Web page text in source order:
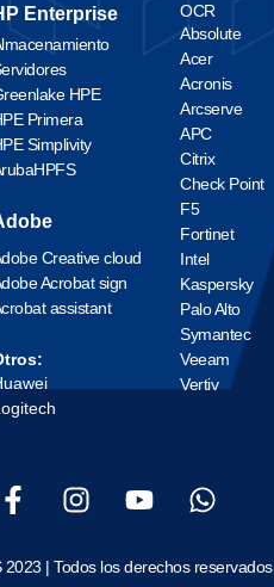
Enterprise
HPE
Primera
Simplivity
Creative cloud
Acrobat sign
assistant
OCR
Absolute
Acer
Acronis
Arcserve
APC
Citrix
Check Point
F5
Fortinet
Intel
Kaspersky
Palo Alto
Symantec
Veeam
Vertiv
2023 | Todos los derechos reservados